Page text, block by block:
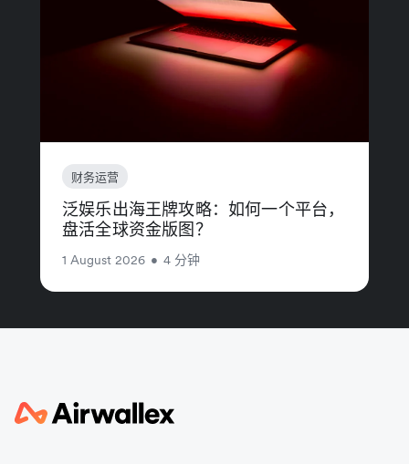
财务运营
泛娱乐出海王牌攻略：如何一个平台，
盘活全球资金版图？
1 August 2026 • 4 分钟